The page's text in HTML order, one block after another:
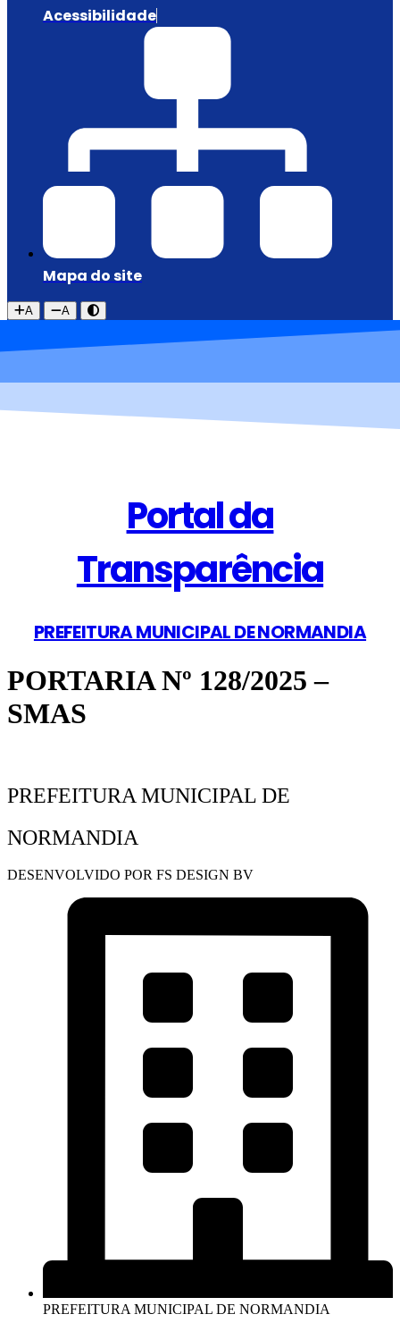
Acessibilidade
Mapa do site
A A
Portal da
Transparência
PREFEITURA MUNICIPAL DE NORMANDIA
PORTARIA Nº 128/2025 –
SMAS
PREFEITURA MUNICIPAL DE
NORMANDIA
DESENVOLVIDO POR FS DESIGN BV
PREFEITURA MUNICIPAL DE NORMANDIA